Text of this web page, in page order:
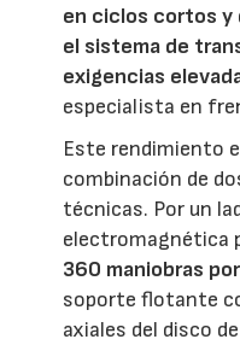
en ciclos cortos y
el sistema de
exigencias
especialista en
Este rendimiento
combinación de
técnicas. Por un
electromagnética
360 maniobras
soporte flotante
axiales del disco